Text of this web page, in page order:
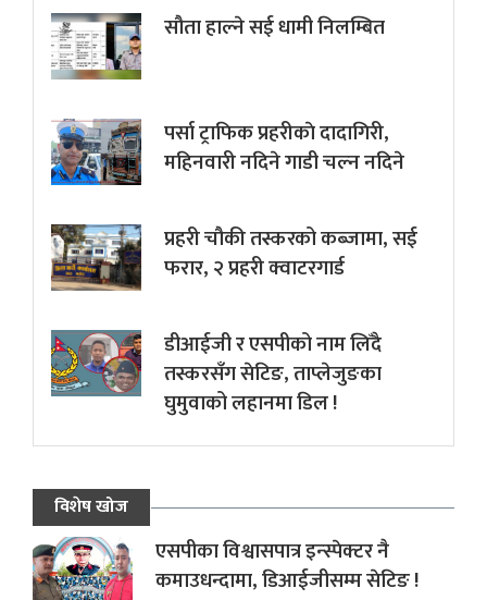
सौता हाल्ने सई धामी निलम्बित
पर्सा ट्राफिक प्रहरीकाे दादागिरी,
महिनवारी नदिने गाडी चल्न नदिने
प्रहरी चौकी तस्करको कब्जामा, सई
फरार, २ प्रहरी क्वाटरगार्ड
डीआईजी र एसपीको नाम लिँदै
तस्करसँग सेटिङ, ताप्लेजुङका
घुमुवाको लहानमा डिल !
विशेष खोज
एसपीका विश्वासपात्र इन्स्पेक्टर नै
कमाउधन्दामा, डिआईजीसम्म सेटिङ !